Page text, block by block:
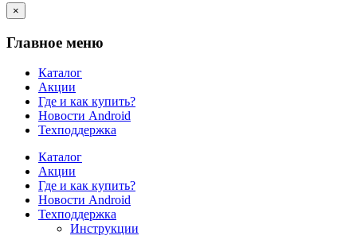
×
Главное меню
Каталог
Акции
Где и как купить?
Новости Android
Техподдержка
Каталог
Акции
Где и как купить?
Новости Android
Техподдержка
Инструкции